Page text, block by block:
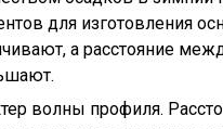
для изготовления
а расстояние
волны профиля.